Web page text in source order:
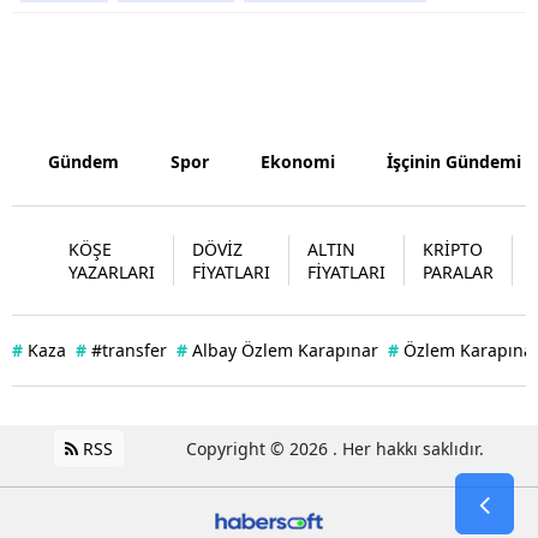
Tekirdağ
Tokat
Tunceli
Uşak
Van
Gündem Spor Ekonomi İşçinin Gündemi
KÖŞE
YAZARLARI
DÖVİZ
FİYATLARI
ALTIN
FİYATLARI
KRİPTO
PARALAR
# Kaza # #transfer # Albay Özlem Karapınar # Özlem
RSS Copyright © 2026 . Her hakkı saklıdır.